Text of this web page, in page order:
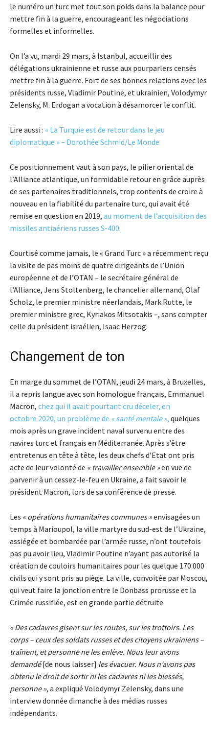
le numéro un turc met tout son poids dans la balance pour
mettre fin à la guerre, encourageant les négociations
formelles et informelles.
On l’a vu, mardi 29 mars, à Istanbul, accueillir des
délégations ukrainienne et russe aux pourparlers censés
mettre fin à la guerre. Fort de ses bonnes relations avec les
présidents russe, Vladimir Poutine, et ukrainien, Volodymyr
Zelensky, M. Erdogan a vocation à désamorcer le conflit.
Lire aussi : « La Turquie est de retour dans le jeu
diplomatique » – Dorothée Schmid/Le Monde
Ce positionnement vaut à son pays, le pilier oriental de
l’Alliance atlantique, un formidable retour en grâce auprès
de ses partenaires traditionnels, trop contents de croire à
nouveau en la fiabilité du partenaire turc, qui avait été
remise en question en 2019, au moment de l’acquisition des
missiles antiaériens russes S-400.
Courtisé comme jamais, le « Grand Turc » a récemment reçu
la visite de pas moins de quatre dirigeants de l’Union
européenne et de l’OTAN – le secrétaire général de
l’Alliance, Jens Stoltenberg, le chancelier allemand, Olaf
Scholz, le premier ministre néerlandais, Mark Rutte, le
premier ministre grec, Kyriakos Mitsotakis –, sans compter
celle du président israélien, Isaac Herzog.
Changement de ton
En marge du sommet de l’OTAN, jeudi 24 mars, à Bruxelles,
il a repris langue avec son homologue français, Emmanuel
Macron, chez qui il avait pourtant cru déceler, en
octobre 2020, un problème de « santé mentale », quelques
mois après un grave incident naval survenu entre des
navires turc et français en Méditerranée. Après s’être
entretenus en tête à tête, les deux chefs d’Etat ont pris
acte de leur volonté de « travailler ensemble »en vue de
parvenir à un cessez-le-feu en Ukraine, a fait savoir le
président Macron, lors de sa conférence de presse.
Les « opérations humanitaires communes »envisagées un
temps à Marioupol, la ville martyre du sud-est de l’Ukraine,
assiégée et bombardée par l’armée russe, n’ont toutefois
pas pu avoir lieu, Vladimir Poutine n’ayant pas autorisé la
création de couloirs humanitaires pour les quelque 170 000
civils qui y sont pris au piège. La ville, convoitée par Moscou,
qui veut faire la jonction entre le Donbass prorusse et la
Crimée russifiée, est en grande partie détruite.
« Des cadavres gisent sur les routes, sur les trottoirs. Les
corps – ceux des soldats russes et des citoyens ukrainiens –
traînent, et personne ne les enlève. Nous leur avons
demandé[de nous laisser] les évacuer. Nous n’avons pas
obtenu le droit de sortir ni les cadavres ni les blessés,
personne », a expliqué Volodymyr Zelensky, dans une
interview donnée dimanche à des médias russes
indépendants.